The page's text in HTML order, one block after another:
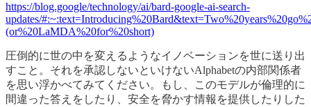
https://blog.google/technology/ai/bard-google-ai-search-
updates/
(or%20LaMDA%20for%20short)
圧倒的に世の中を変えるようなイノベーションを世に送り出
すこと。それを承認しないといけないAlphabetの内部関係者
を思い浮かべてみてください。もし、このモデルが倫理的に
間違った答えをしたり、安全を脅かす情報を提供したりした